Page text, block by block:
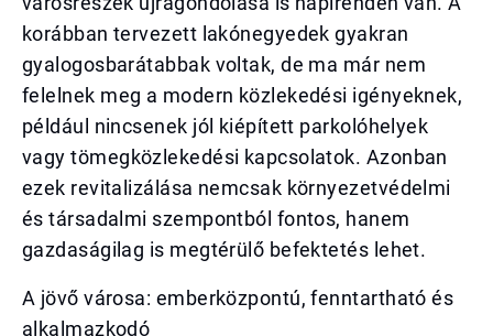
korábban tervezett lakónegyedek gyakran
gyalogosbarátabbak voltak, de ma már nem
felelnek meg a modern közlekedési igényeknek,
például nincsenek jól kiépített parkolóhelyek
vagy tömegközlekedési kapcsolatok. Azonban
ezek revitalizálása nemcsak környezetvédelmi
és társadalmi szempontból fontos, hanem
gazdaságilag is megtérülő befektetés lehet.
A jövő városa: emberközpontú, fenntartható és
alkalmazkodó